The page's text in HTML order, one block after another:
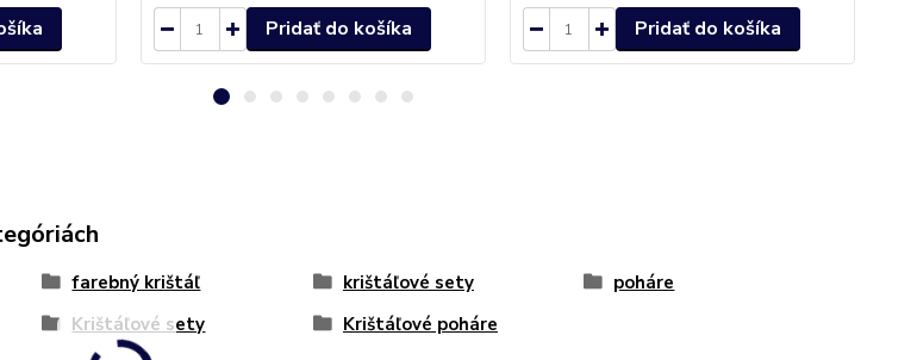
Pridať do košíka Pridať do košíka
farebný krištáľ krištáľové sety
poháre
Krištáľové sety Krištáľové poháre